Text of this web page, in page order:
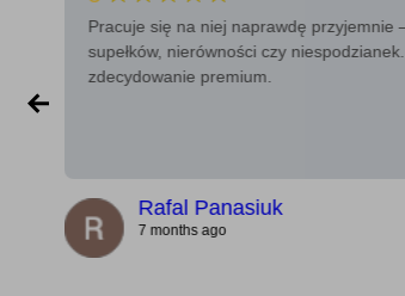
Pracuje się na niej naprawdę przyjemnie –
supełków, nierówności czy niespodzianek.
zdecydowanie premium.
Rafal Panasiuk
7 months ago